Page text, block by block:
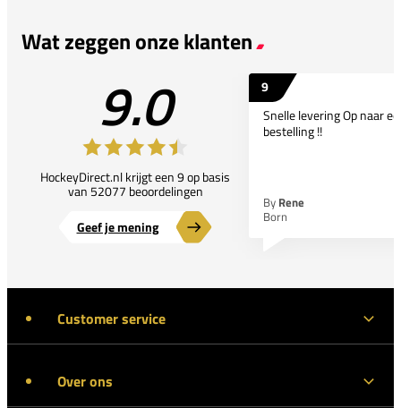
Wat zeggen onze klanten
9.0
HockeyDirect.nl krijgt een 9 op basis
van 52077 beoordelingen
Geef je mening
9
Snelle levering Op naar
bestelling !!
By Rene
Born
Customer service
Over ons